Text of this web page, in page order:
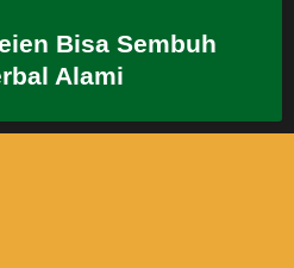
Bisa Sembuh
Alami